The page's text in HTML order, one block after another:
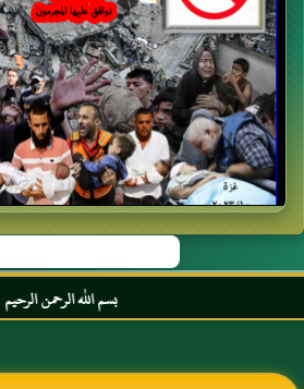
بسم الله الرحمن